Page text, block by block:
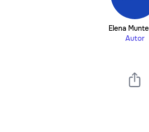
Elena
Autor